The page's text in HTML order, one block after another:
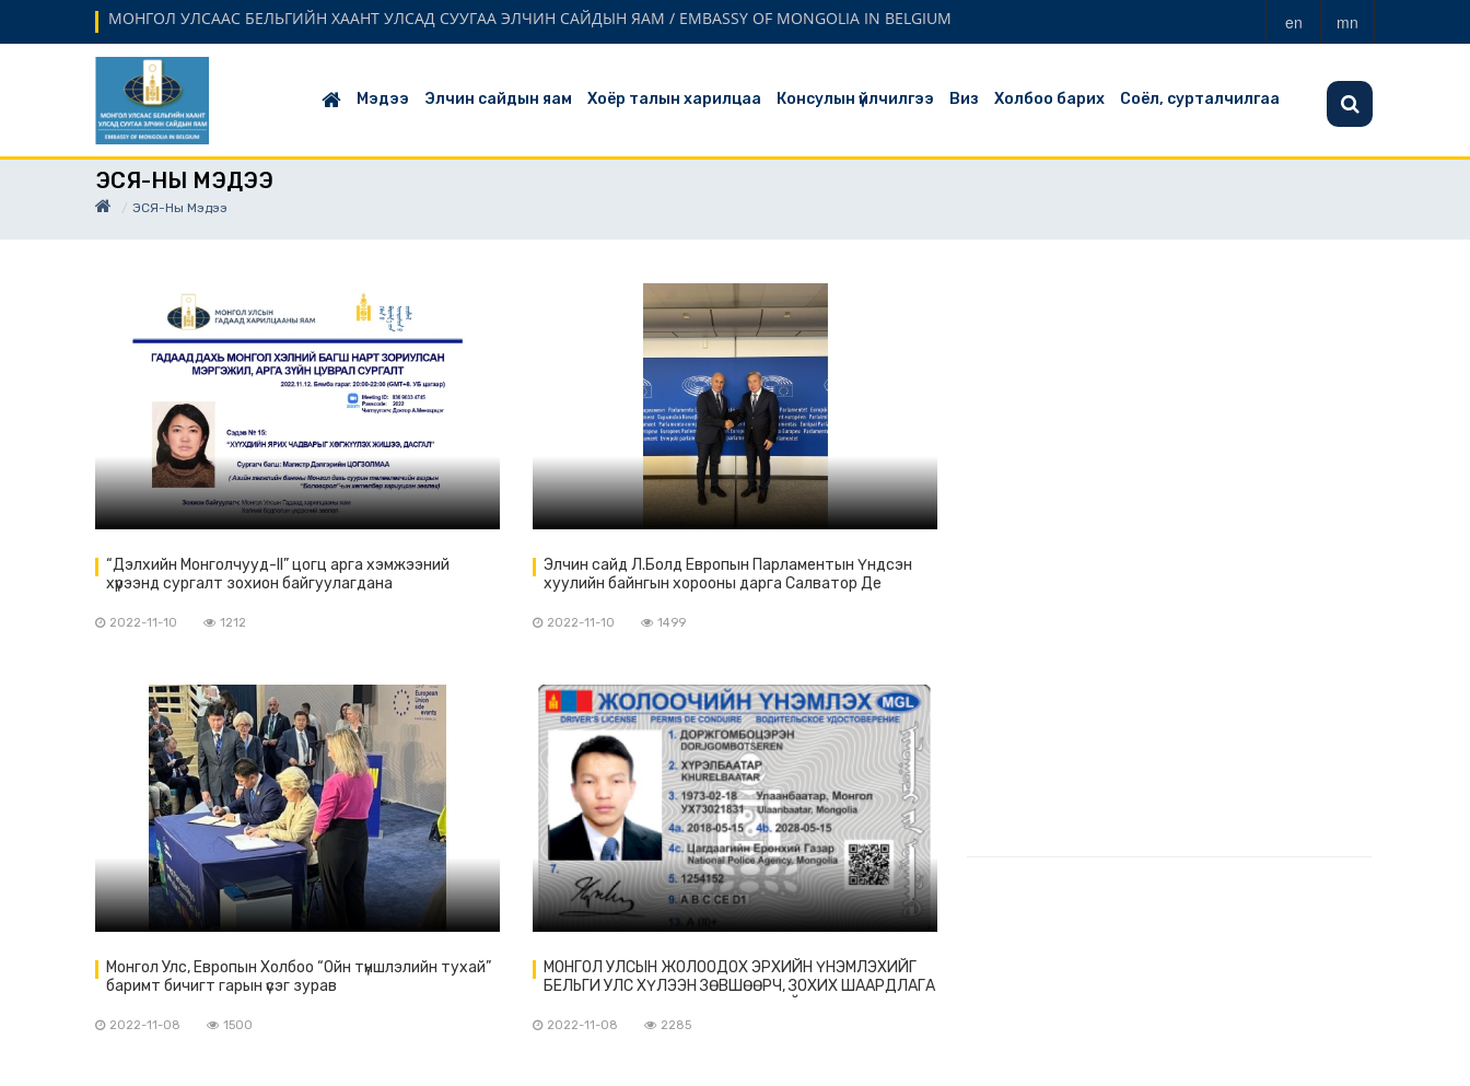
МОНГОЛ УЛСААС БЕЛЬГИЙН ХААНТ УЛСАД СУУГАА ЭЛЧИН САЙДЫН ЯАМ / EMBASSY OF MONGOLIA IN BELGIUM en mn
Мэдээ Элчин сайдын яам Хоёр талын харилцаа Консулын үйлчилгээ Виз Холбоо барих Соёл, сурталчилгаа
ЭСЯ-НЫ МЭДЭЭ
ЭСЯ-Ны Мэдээ
“Дэлхийн Монголчууд-II” цогц арга хэмжээний
хүрээнд сургалт зохион байгуулагдана
2022-11-10 1212
Элчин сайд Л.Болд Европын Парламентын Үндсэн
хуулийн байнгын хорооны дарга Салватор Де
уулзав.
2022-11-10 1499
Монгол Улс, Европын Холбоо “Ойн түншлэлийн тухай”
баримт бичигт гарын үсэг зурав
2022-11-08 1500
МОНГОЛ УЛСЫН ЖОЛООДОХ ЭРХИЙН ҮНЭМЛЭХИЙГ
БЕЛЬГИ УЛС ХҮЛЭЭН ЗӨВШӨӨРЧ, ЗОХИХ ШААРДЛАГА
ҮНЭМЛЭХЭЭР СОЛЬЖ ОЛГОХЫГ ЗӨВШӨӨРЛӨӨ
2022-11-08 2285